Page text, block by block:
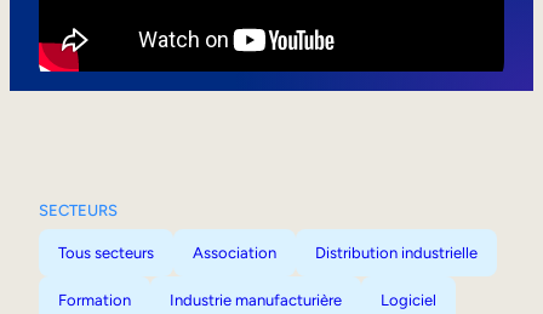
SECTEURS
Tous secteurs Association Distribution industrielle
Formation Industrie manufacturière Logiciel